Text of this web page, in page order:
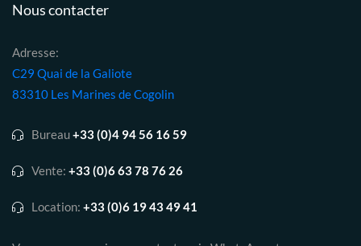
Nous contacter
Adresse:
C29 Quai de la Galiote
83310 Les Marines de Cogolin
Bureau+33 (0)4 94 56 16 59
Vente: +33 (0)6 63 78 76 26
Location: +33 (0)6 19 43 49 41